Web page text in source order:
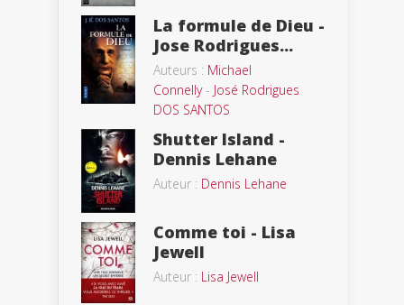
La formule de Dieu -
Jose Rodrigues...
Auteurs : Michael
Connelly- José Rodrigues
DOS SANTOS
Shutter Island -
Dennis Lehane
Auteur : Dennis Lehane
Comme toi - Lisa
Jewell
Auteur : Lisa Jewell